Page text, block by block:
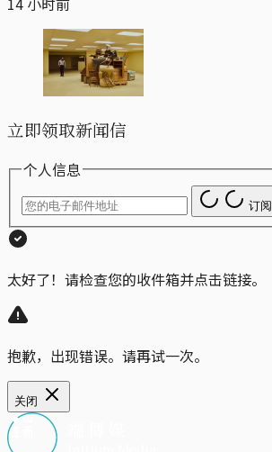
立即领取新闻信
个人信息
订阅
太好了！请检查您的收件箱并点击链接。
抱歉，出现错误。请再试一次。
关闭